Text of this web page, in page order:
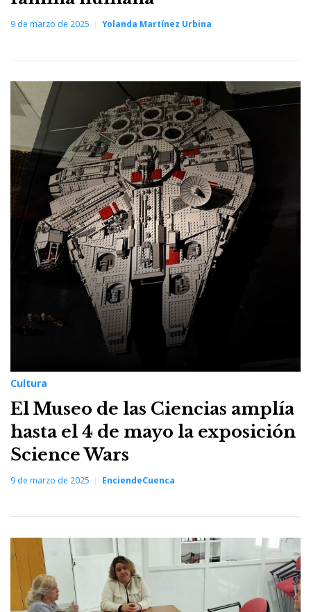
9 de marzo de 2025 Yolanda Martínez Urbina
Cultura
El Museo de las Ciencias amplía
hasta el 4 de mayo la exposición
Science Wars
9 de marzo de 2025 EnciendeCuenca